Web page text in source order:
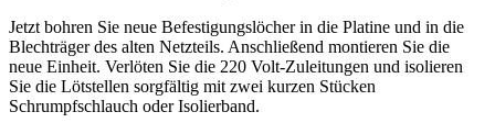
Jetzt bohren Sie neue Befestigungslöcher in die Platine und in die
Blechträger des alten Netzteils. Anschließend montieren Sie die
neue Einheit. Verlöten Sie die 220 Volt-Zuleitungen und isolieren
Sie die Lötstellen sorgfältig mit zwei kurzen Stücken
Schrumpfschlauch oder Isolierband.